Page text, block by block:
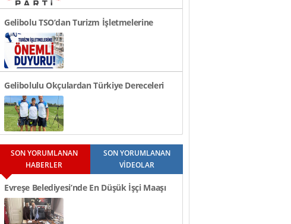
Gelibolu TSO’dan Turizm İşletmelerine
Önemli Duyuru!
Gelibolulu Okçulardan Türkiye Dereceleri
SON YORUMLANAN
HABERLER
SON YORUMLANAN
VİDEOLAR
Evreşe Belediyesi’nde En Düşük İşçi Maaşı
48 Bin TL Oldu